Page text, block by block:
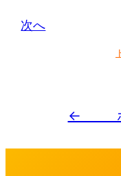
次へ
← ホ